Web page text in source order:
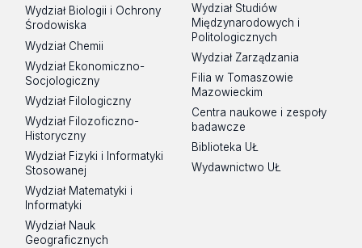
Wydział Biologii i Ochrony
Środowiska
Wydział Chemii
Wydział Ekonomiczno-
Socjologiczny
Wydział Filologiczny
Wydział Filozoficzno-
Historyczny
Wydział Fizyki i Informatyki
Stosowanej
Wydział Matematyki i
Informatyki
Wydział Nauk
Geograficznych
Wydział Studiów
Międzynarodowych i
Politologicznych
Wydział Zarządzania
Filia w Tomaszowie
Mazowieckim
Centra naukowe i zespoły
badawcze
Biblioteka UŁ
Wydawnictwo UŁ